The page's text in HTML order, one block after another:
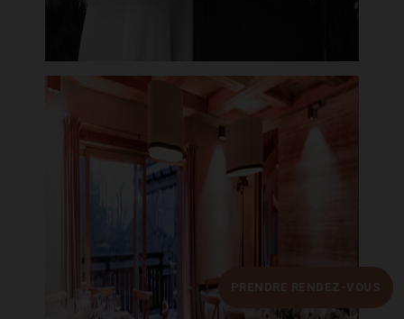
PRENDRE RENDEZ-VOUS